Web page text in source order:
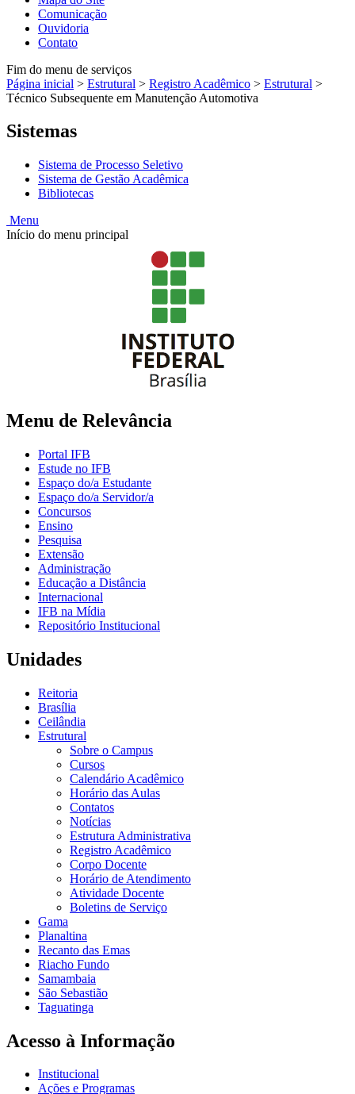
Comunicação
Ouvidoria
Contato
Fim do menu de serviços
Página inicial > Estrutural > Registro Acadêmico > Estrutural >
Técnico Subsequente em Manutenção Automotiva
Sistemas
Sistema de Processo Seletivo
Sistema de Gestão Acadêmica
Bibliotecas
Menu
Início do menu principal
Menu de Relevância
Portal IFB
Estude no IFB
Espaço do/a Estudante
Espaço do/a Servidor/a
Concursos
Ensino
Pesquisa
Extensão
Administração
Educação a Distância
Internacional
IFB na Mídia
Repositório Institucional
Unidades
Reitoria
Brasília
Ceilândia
Estrutural
Sobre o Campus
Cursos
Calendário Acadêmico
Horário das Aulas
Contatos
Notícias
Estrutura Administrativa
Registro Acadêmico
Corpo Docente
Horário de Atendimento
Atividade Docente
Boletins de Serviço
Gama
Planaltina
Recanto das Emas
Riacho Fundo
Samambaia
São Sebastião
Taguatinga
Acesso à Informação
Institucional
Ações e Programas